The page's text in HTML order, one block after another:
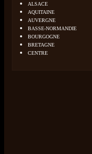
ALSACE
AQUITAINE
AUVERGNE
BASSE-NORMANDIE
BOURGOGNE
BRETAGNE
CENTRE